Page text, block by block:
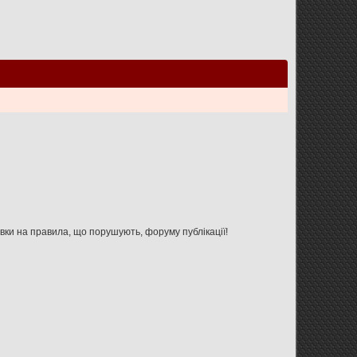
Увага: дана форма не призначена для зв'язку з адміністрацією форуму, використовуйте її тільки для вказівки на правила, що порушують, форуму публікації!